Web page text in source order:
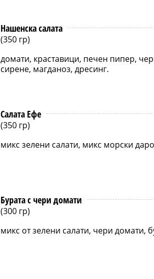
Нашенска салата
(350 гр)
домати, краставици, печен пипер,
сирене, магданоз, дресинг.
Салата Ефе
(350 гр)
микс зелени салати, микс морски
Бурата с чери домати
(300 гр)
микс от зелени салати, чери домати,